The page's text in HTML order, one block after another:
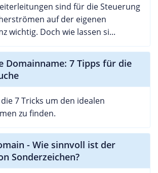
sind für die Steuerung
auf der eigenen
wichtig. Doch wie lassen si...
Domainname: 7 Tipps für die
7 Tricks um den idealen
zu finden.
- Wie sinnvoll ist der
Sonderzeichen?